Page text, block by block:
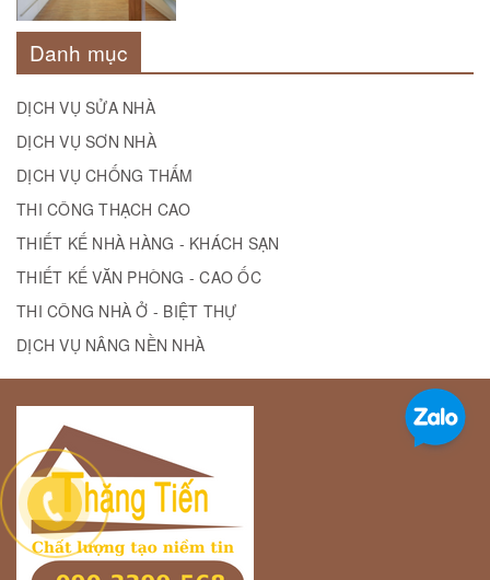
Danh mục
DỊCH VỤ SỬA NHÀ
DỊCH VỤ SƠN NHÀ
DỊCH VỤ CHỐNG THẤM
THI CÔNG THẠCH CAO
THIẾT KẾ NHÀ HÀNG - KHÁCH SẠN
THIẾT KẾ VĂN PHÒNG - CAO ỐC
THI CÔNG NHÀ Ở - BIỆT THỰ
DỊCH VỤ NÂNG NỀN NHÀ